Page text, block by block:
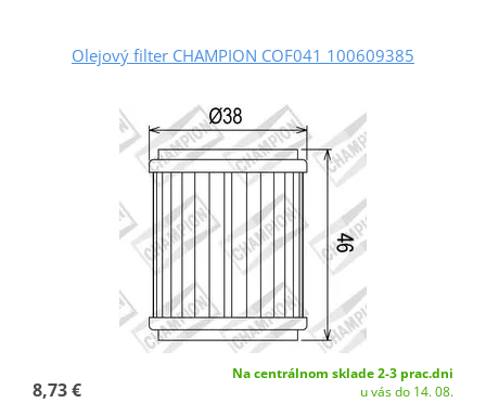
Olejový filter CHAMPION COF041 100609385
8,73 €
Na centrálnom sklade 2-3 prac.dni
u vás do 14. 08.